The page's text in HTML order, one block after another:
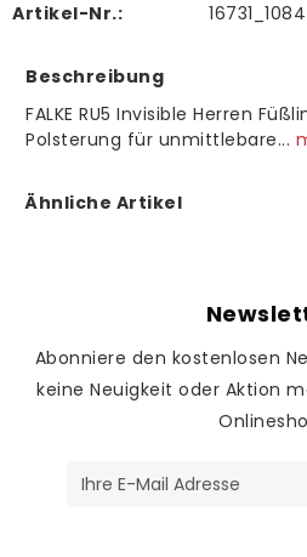
Artikel-Nr.:
Beschreibung
FALKE RU5 Invisible Herren
Polsterung für unmittlebare...
Ähnliche Artikel
Abonniere den kostenlosen
keine Neuigkeit oder Aktion